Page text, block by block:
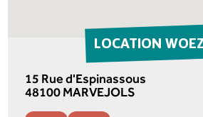
LOCATION
15 Rue d'Espinassous
48100 MARVEJOLS